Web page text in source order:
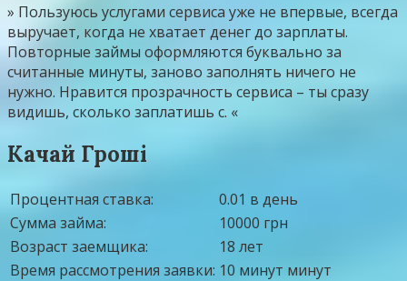
» Пользуюсь услугами сервиса уже не впервые, всегда
выручает, когда не хватает денег до зарплаты.
Повторные займы оформляются буквально за
считанные минуты, заново заполнять ничего не
нужно. Нравится прозрачность сервиса – ты сразу
видишь, сколько заплатишь с. «
Качай Гроші
Процентная ставка:
0.01 в день
Сумма займа:
10000 грн
Возраст заемщика:
18 лет
Время рассмотрения заявки: 10 минут минут